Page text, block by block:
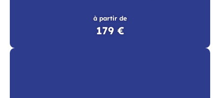
à partir de
179 €